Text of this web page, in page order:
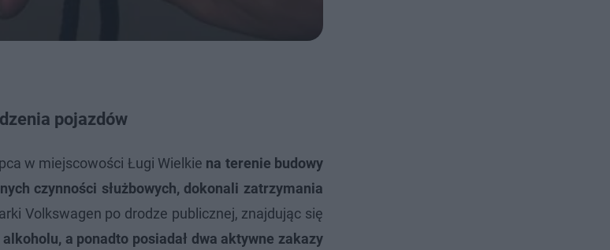
pojazdów
w miejscowości Ługi Wielkie na terenie budowy
czynności służbowych, dokonali zatrzymania
Volkswagen po drodze publicznej, znajdując się
a ponadto posiadał dwa aktywne zakazy